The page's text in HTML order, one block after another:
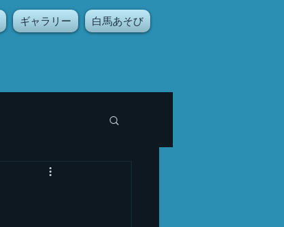
ギャラリー 白馬あそび